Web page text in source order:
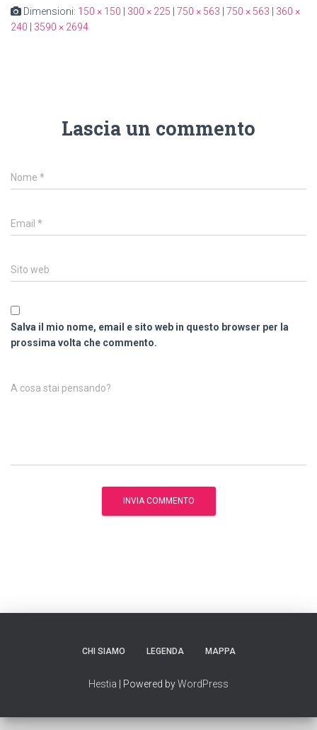
Dimensioni: 150 × 150 300 × 225 750 × 563 750 × 563
360 ×
240
3590 × 2694
Lascia un commento
Nome *
Email *
Sito web
Salva il mio nome, email e sito web in questo browser per la
prossima volta che commento.
A cosa stai pensando?
CHI SIAMO LEGENDA MAPPA
Hestia | Powered byWordPress